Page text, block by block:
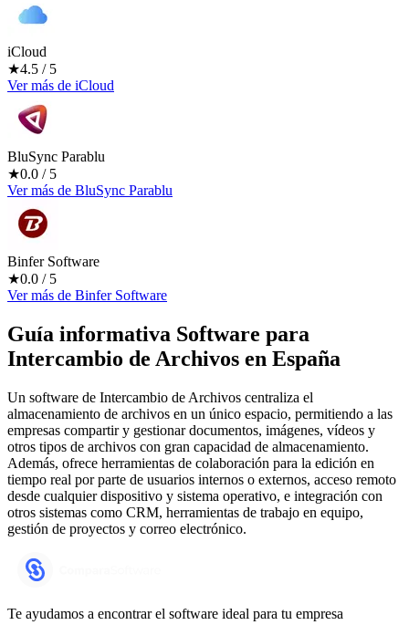
iCloud
★4.5 / 5
Ver más de iCloud
BluSync Parablu
★0.0 / 5
Ver más de BluSync Parablu
Binfer Software
★0.0 / 5
Ver más de Binfer Software
Guía informativa Software para
Intercambio de Archivos en España
Un software de Intercambio de Archivos centraliza el
almacenamiento de archivos en un único espacio, permitiendo a las
empresas compartir y gestionar documentos, imágenes, vídeos y
otros tipos de archivos con gran capacidad de almacenamiento.
Además, ofrece herramientas de colaboración para la edición en
tiempo real por parte de usuarios internos o externos, acceso remoto
desde cualquier dispositivo y sistema operativo, e integración con
otros sistemas como CRM, herramientas de trabajo en equipo,
gestión de proyectos y correo electrónico.
Te ayudamos a encontrar el software ideal para tu empresa